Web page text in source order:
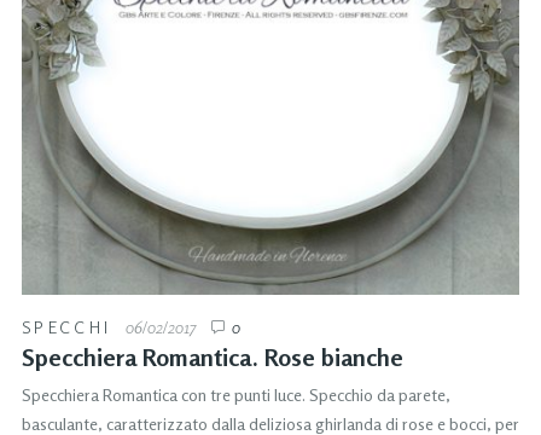
SPECCHI 06/02/2017 0
Specchiera Romantica. Rose bianche
Specchiera Romantica con tre punti luce. Specchio da parete,
basculante, caratterizzato dalla deliziosa ghirlanda di rose e bocci, per